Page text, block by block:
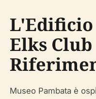
L'Edificio
Elks
Museo Pambata è